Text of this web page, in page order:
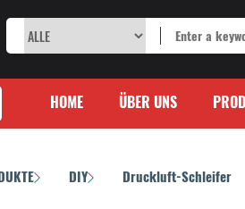
HOME ÜBER UNS
DIY Druckluft-Schleifer